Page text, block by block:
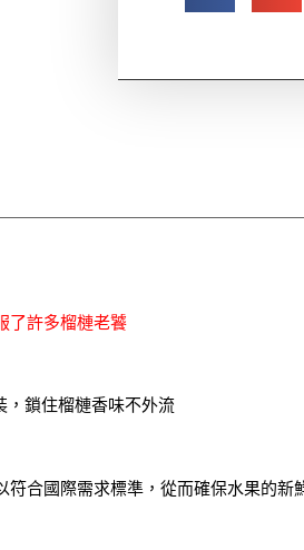
了許多榴槤老饕
，鎖住榴槤香味不外流
合國際需求標準，從而確保水果的新